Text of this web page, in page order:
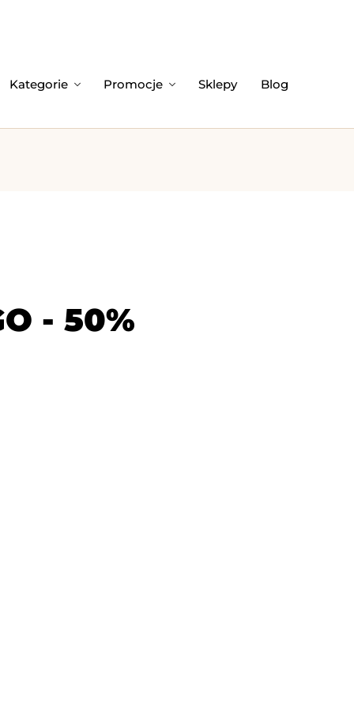
Kategorie Promocje Sklepy Blog
- 50%